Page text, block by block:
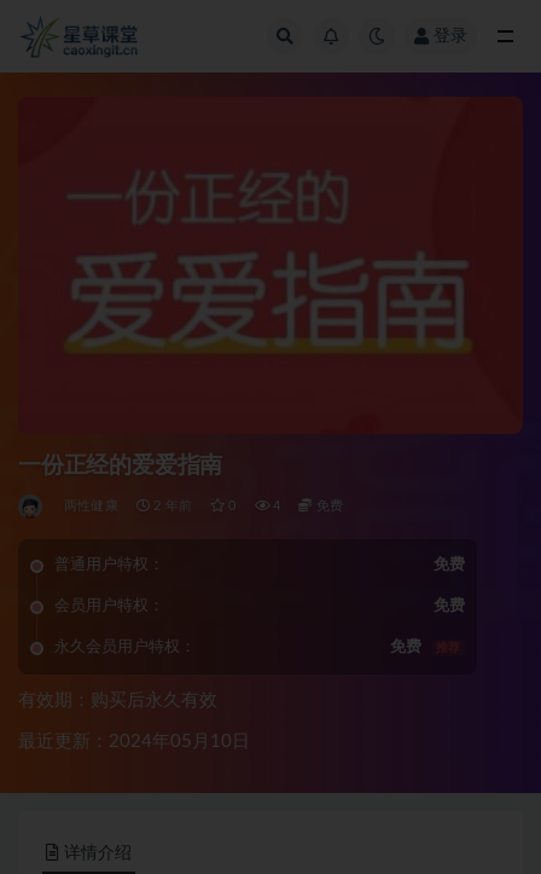
登录
一份正经的爱爱指南
两性健康 2 年前 0 4 免费
普通用户特权： 免费
会员用户特权： 免费
永久会员用户特权： 免费 推荐
有效期：购买后永久有效
最近更新：2024年05月10日
详情介绍